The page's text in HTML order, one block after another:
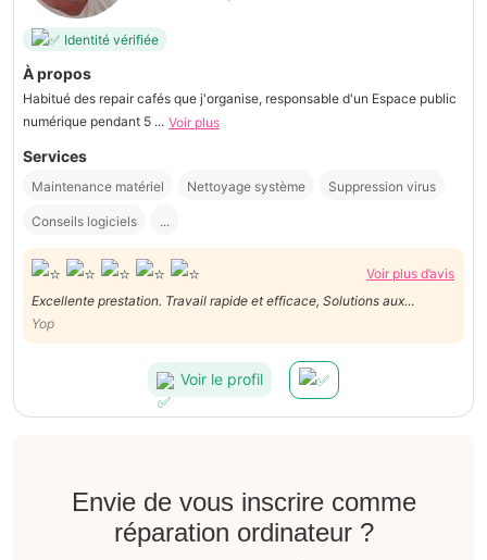
Identité vérifiée
À propos
Habitué des repair cafés que j'organise, responsable d'un Espace public
numérique pendant 5 ... Voir plus
Services
Maintenance matériel Nettoyage système Suppression virus
Conseils logiciels ...
Voir plus d’avis
Excellente prestation. Travail rapide et efficace, Solutions aux
Yop
Voir le profil
Envie de vous inscrire comme
réparation ordinateur ?